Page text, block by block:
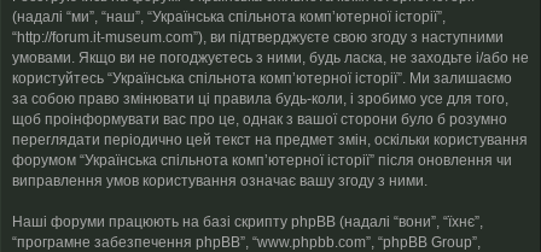
д
ос
ту
п
(надалі “ми”, “наш”, “Українська спільнота компʼютерної історії”,
“http://forum.it-museum.com”), ви підтверджуєте свою згоду з наступними
умовами. Якщо ви не погоджуєтесь з ними, будь ласка, не заходьте і/або не
користуйтесь “Українська спільнота компʼютерної історії”. Ми залишаємо
за собою право змінювати ці правила будь-коли, і зробимо усе для того,
щоб проінформувати вас про це, однак з вашої сторони було б розумно
переглядати періодично цей текст на предмет змін, оскільки користування
форумом “Українська спільнота компʼютерної історії” після оновлення чи
виправлення умов користування означає вашу згоду з ними.
Наші форуми працюють на базі скрипту phpBB (надалі “вони”, “їхнє”,
“програмне забезпечення phpBB”, “www.phpbb.com”, “phpBB Group”,